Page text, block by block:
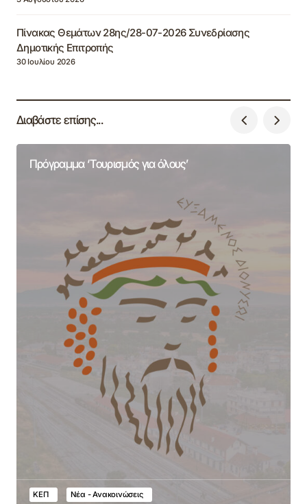
Πίνακας Θεμάτων 28ης/28-07-2026 Συνεδρίασης
Δημοτικής Επιτροπής
30 Ιουλίου 2026
Διαβάστε επίσης...
Πρόγραμμα ‘Τουρισμός για όλους’
ΚΕΠ Νέα - Ανακοινώσεις